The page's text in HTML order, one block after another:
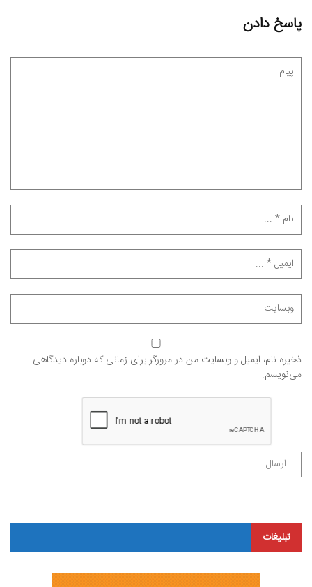
پاسخ دادن
ذخیره نام، ایمیل و وبسایت من در مرورگر برای زمانی که دوباره دیدگاهی
می‌نویسم.
تبلیغات